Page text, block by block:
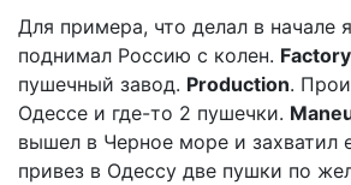
Для примера, что делал в начале
поднимал Россию с колен. Factory
пушечный завод. Production.
Одессе и где-то 2 пушечки.
вышел в Черное море и захватил
привез в Одессу две пушки по